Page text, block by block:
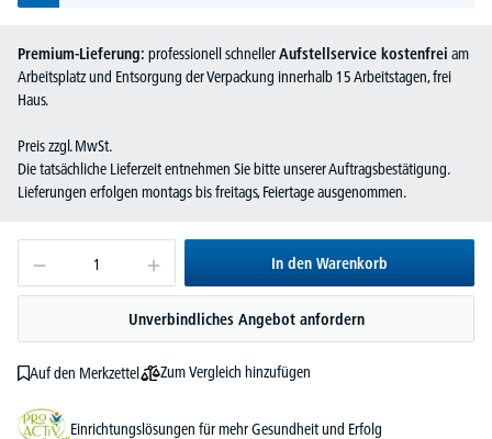
Premium-Lieferung: professionell schnellerAufstellservice kostenfrei am
Arbeitsplatz und Entsorgung der Verpackung innerhalb 15 Arbeitstagen, frei
Haus.
Preis zzgl. MwSt.
Die tatsächliche Lieferzeit entnehmen Sie bitte unserer Auftragsbestätigung.
Lieferungen erfolgen montags bis freitags, Feiertage ausgenommen.
In den Warenkorb
Unverbindliches Angebot anfordern
Auf den Merkzettel Zum Vergleich hinzufügen
Einrichtungslösungen für mehr Gesundheit und Erfolg